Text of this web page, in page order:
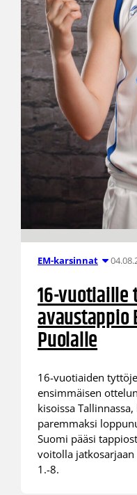
EM-karsinnat
16-
avaustappio
Puolalle
16-vuotiaiden
ensimmäisen
kisoissa
paremmaksi
Suomi pääsi
voitolla
1.-8.